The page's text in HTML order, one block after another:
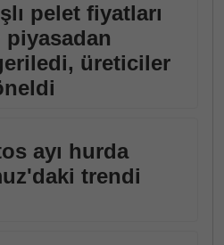
pelet fiyatları
piyasadan
üreticiler
ayı hurda
trendi